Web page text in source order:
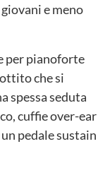
e meno
per pianoforte
che si
spessa seduta
cuffie over-ear
pedale sustain